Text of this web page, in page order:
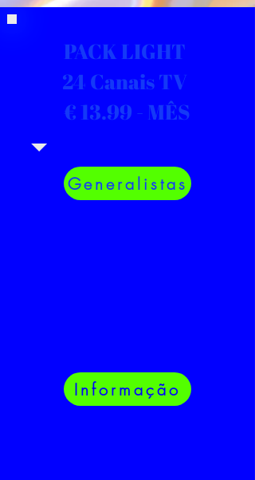
PACK LIGHT
24 Canais TV
€ 13.99 - MÊS
Generalistas
Informação